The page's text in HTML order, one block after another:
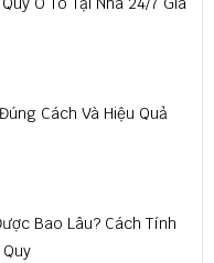
Cách Và Hiệu Quả
Bao Lâu? Cách Tính